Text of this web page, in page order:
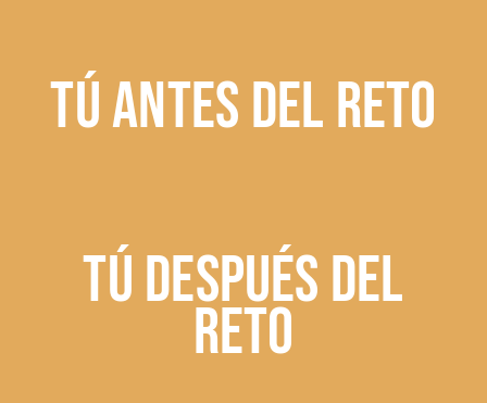
TÚ ANTES DEL RETO
TÚ DESPUÉS DEL
RETO